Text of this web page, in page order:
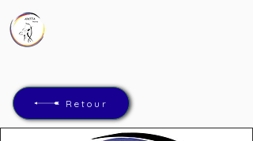
Retour